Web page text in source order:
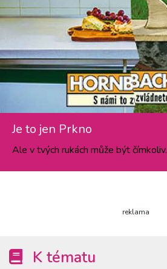
Je to jen Prkno
Ale v tvých rukách může být čímkoliv.
reklama
K tématu